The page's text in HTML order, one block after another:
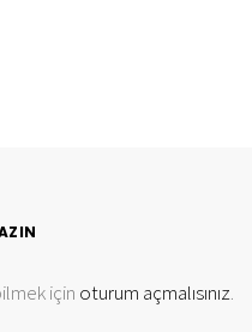
için oturum açmalısınız.